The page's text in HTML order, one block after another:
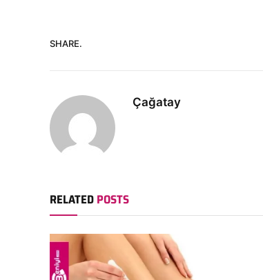
SHARE.
Çağatay
RELATEDPOSTS